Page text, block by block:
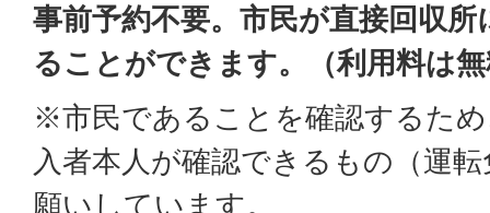
事前予約不要。市民が直接回収
ることができます。（利用料は
※市民であることを確認するた
入者本人が確認できるもの（運
願いしています。